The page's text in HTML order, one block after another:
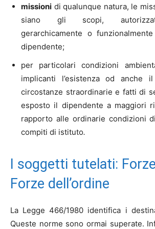
missioni di qualunque natura, le
siano gli scopi,
gerarchicamente o
dipendente;
per particolari condizioni
implicanti l’esistenza od anche
circostanze straordinarie e fatti di
esposto il dipendente a maggiori
rapporto alle ordinarie condizioni
compiti di istituto.
I soggetti tutelati:
Forze dell’ordine
La Legge 466/1980 identifica i
Queste norme sono ormai superate.